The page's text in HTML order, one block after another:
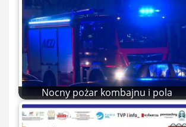
Nocny pożar kombajnu i pola